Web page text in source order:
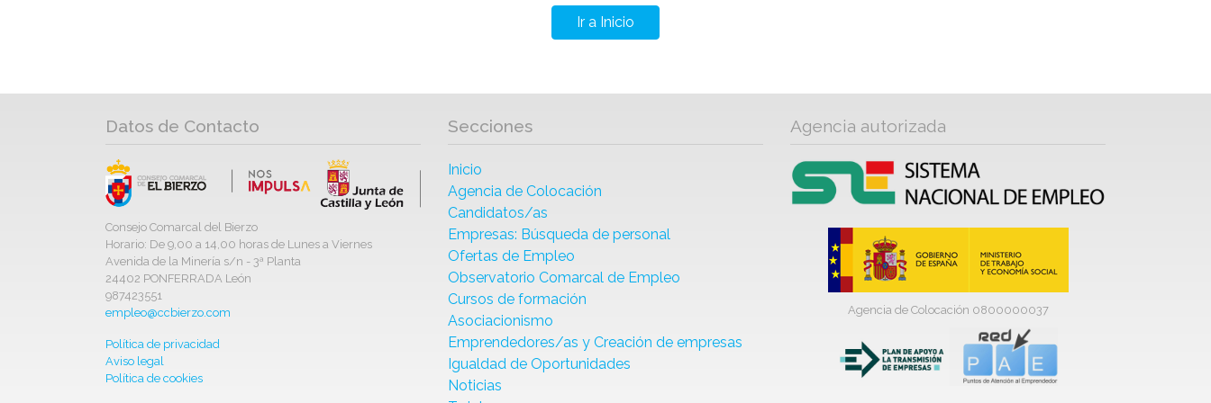
Ir a Inicio
Datos de Contacto
Consejo Comarcal del Bierzo
Horario: De 9,00 a 14,00 horas de Lunes a Viernes
Avenida de la Minería s/n - 3ª Planta
24402 PONFERRADA León
987423551
empleo@ccbierzo.com
Política de privacidad
Aviso legal
Política de cookies
Secciones
Inicio
Agencia de Colocación
Candidatos/as
Empresas: Búsqueda de personal
Ofertas de Empleo
Observatorio Comarcal de Empleo
Cursos de formación
Asociacionismo
Emprendedores/as y Creación de empresas
Igualdad de Oportunidades
Noticias
Agencia autorizada
Agencia de Colocación 0800000037